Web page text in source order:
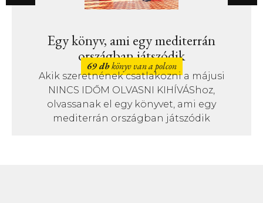
Egy könyv, ami egy mediterrán
országban játszódik
69 dbkönyv van a polcon
Akik szeretnének csatlakozni a májusi
NINCS IDŐM OLVASNI KIHÍVÁShoz,
olvassanak el egy könyvet, ami egy
mediterrán országban játszódik